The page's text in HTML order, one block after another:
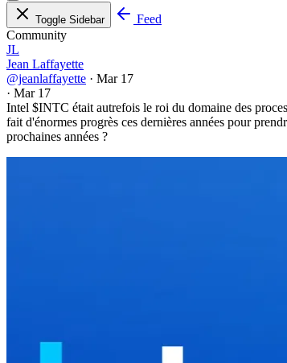
Toggle Sidebar
Feed
Community
JL
Jean Laffayette
@jeanlaffayette · Mar 17
· Mar 17
Intel $INTC était autrefois le roi du domaine des
fait d'énormes progrès ces dernières années pour
prochaines années ?